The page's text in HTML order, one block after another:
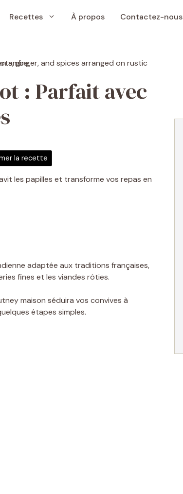
Recettes À propos Contactez-nous
: Parfait avec
la recette
les papilles et transforme vos repas en
adaptée aux traditions françaises,
fines et les viandes rôties.
maison séduira vos convives à
étapes simples.